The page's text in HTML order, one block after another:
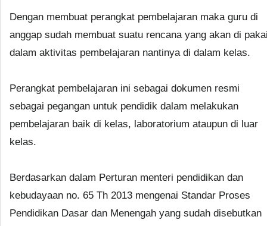
Dengan membuat perangkat pembelajaran maka guru di
anggap sudah membuat suatu rencana yang akan di
dalam aktivitas pembelajaran nantinya di dalam kelas.
Perangkat pembelajaran ini sebagai dokumen resmi
sebagai pegangan untuk pendidik dalam melakukan
pembelajaran baik di kelas, laboratorium ataupun di luar
kelas.
Berdasarkan dalam Perturan menteri pendidikan dan
kebudayaan no. 65 Th 2013 mengenai Standar Proses
Pendidikan Dasar dan Menengah yang sudah disebutkan